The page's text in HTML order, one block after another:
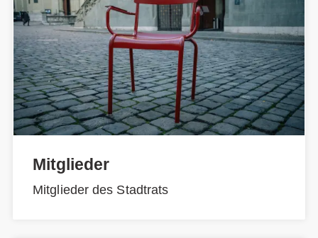
Mitglieder
Mitglieder des Stadtrats